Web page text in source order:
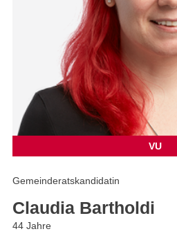
VU
Gemeinderatskandidatin
Claudia Bartholdi
44 Jahre